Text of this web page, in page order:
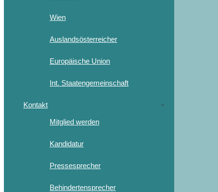
Wien
Auslandsösterreicher
Europäische Union
Int. Staatengemeinschaft
Kontakt
Mitglied werden
Kandidatur
Pressesprecher
Behindertensprecher